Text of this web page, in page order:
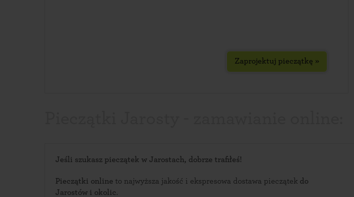
Zaprojektuj pieczątkę »
Jeśli szukasz pieczątek w Jarostach, dobrze trafiłeś!
Pieczątki online to najwyższa jakość i ekspresowa dostawa pieczątek do
Jarostów i okolic.